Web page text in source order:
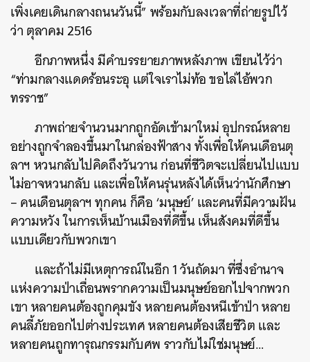
เพิ่งเคยเดินกลางถนนวันนี้” พร้อมกับลงเวลาที่ถ่ายรูปไว้
ว่า ตุลาคม 2516
อีกภาพหนึ่ง มีคำบรรยายภาพหลังภาพ เขียนไว้ว่า
“ท่ามกลางแดดร้อนระอุ แต่ใจเราไม่ท้อ ขอไล่ไอ้พวก
ทรราช”
ภาพถ่ายจำนวนมากถูกอัดเข้ามาใหม่ อุปกรณ์หลาย
อย่างถูกจำลองขึ้นมาในกล่องฟ้าสาง ทั้งเพื่อให้คนเดือนตุ
ลาฯ หวนกลับไปคิดถึงวันวาน ก่อนที่ชีวิตจะเปลี่ยนไปแบบ
ไม่อาจหวนกลับ และเพื่อให้คนรุ่นหลังได้เห็นว่านักศึกษา
– คนเดือนตุลาฯ ทุกคน ก็คือ ‘มนุษย์’ และคนที่มีความฝัน
ความหวัง ในการเห็นบ้านเมืองที่ดีขึ้น เห็นสังคมที่ดีขึ้น
แบบเดียวกับพวกเขา
และถ้าไม่มีเหตุการณ์ในอีก 1 วันถัดมา ที่ซึ่งอำนาจ
แห่งความป่าเถื่อนพรากความเป็นมนุษย์ออกไปจากพวก
เขา หลายคนต้องถูกคุมขัง หลายคนต้องหนีเข้าป่า หลาย
คนลี้ภัยออกไปต่างประเทศ หลายคนต้องเสียชีวิต และ
หลายคนถูกทารุณกรรมกับศพ ราวกับไม่ใช่มนุษย์…